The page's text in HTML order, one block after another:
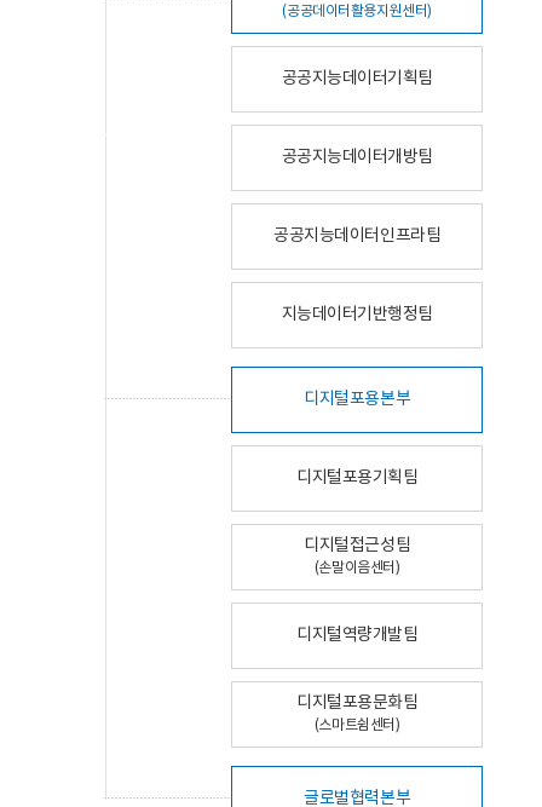
(공공데이터활용지원센터)
공공지능데이터기획팀
공공지능데이터개방팀
공공지능데이터인프라팀
지능데이터기반행정팀
디지털포용본부
디지털포용기획팀
디지털접근성팀
(손말이음센터)
디지털역량개발팀
디지털포용문화팀
(스마트쉼센터)
글로벌협력본부